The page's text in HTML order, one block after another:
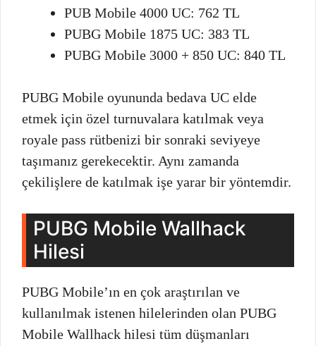
PUB Mobile 4000 UC: 762 TL
PUBG Mobile 1875 UC: 383 TL
PUBG Mobile 3000 + 850 UC: 840 TL
PUBG Mobile oyununda bedava UC elde
etmek için özel turnuvalara katılmak veya
royale pass rütbenizi bir sonraki seviyeye
taşımanız gerekecektir. Aynı zamanda
çekilişlere de katılmak işe yarar bir yöntemdir.
PUBG Mobile Wallhack
Hilesi
PUBG Mobile’ın en çok araştırılan ve
kullanılmak istenen hilelerinden olan PUBG
Mobile Wallhack hilesi tüm düşmanları